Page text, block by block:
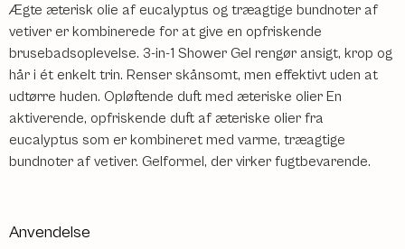
Ægte æterisk olie af eucalyptus og træagtige bundnoter af
vetiver er kombinerede for at give en opfriskende
brusebadsoplevelse. 3-in-1 Shower Gel rengør ansigt, krop og
hår i ét enkelt trin. Renser skånsomt, men effektivt uden at
udtørre huden. Opløftende duft med æteriske olier En
aktiverende, opfriskende duft af æteriske olier fra
eucalyptus som er kombineret med varme, træagtige
bundnoter af vetiver. Gelformel, der virker fugtbevarende.
Anvendelse